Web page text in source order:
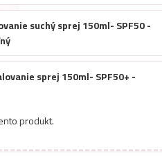
suchý sprej 150ml- SPF50 -
sprej 150ml- SPF50+ -
sprej 150ml- SPF50+ -
produkt.